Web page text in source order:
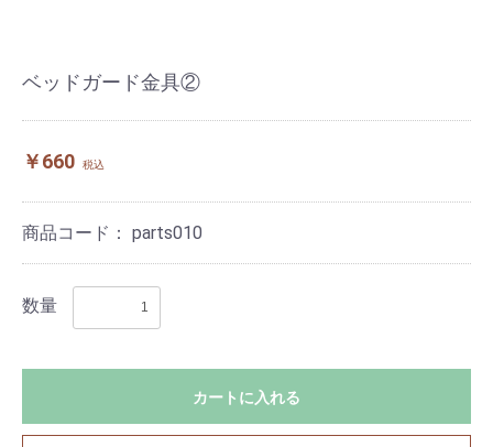
ベッドガード金具②
￥660 税込
商品コード： parts010
数量
カートに入れる